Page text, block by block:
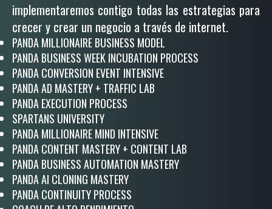
implementaremos contigo todas las estrategias para
crecer y crear un negocio a través de internet.
PANDA MILLIONAIRE BUSINESS MODEL
PANDA BUSINESS WEEK INCUBATION PROCESS
PANDA CONVERSION EVENT INTENSIVE
PANDA AD MASTERY + TRAFFIC LAB
PANDA EXECUTION PROCESS
SPARTANS UNIVERSITY
PANDA MILLIONAIRE MIND INTENSIVE
PANDA CONTENT MASTERY + CONTENT LAB
PANDA BUSINESS AUTOMATION MASTERY
PANDA AI CLONING MASTERY
PANDA CONTINUITY PROCESS